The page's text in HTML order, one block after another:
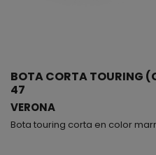
BOTA CORTA TOURING
47
VERONA